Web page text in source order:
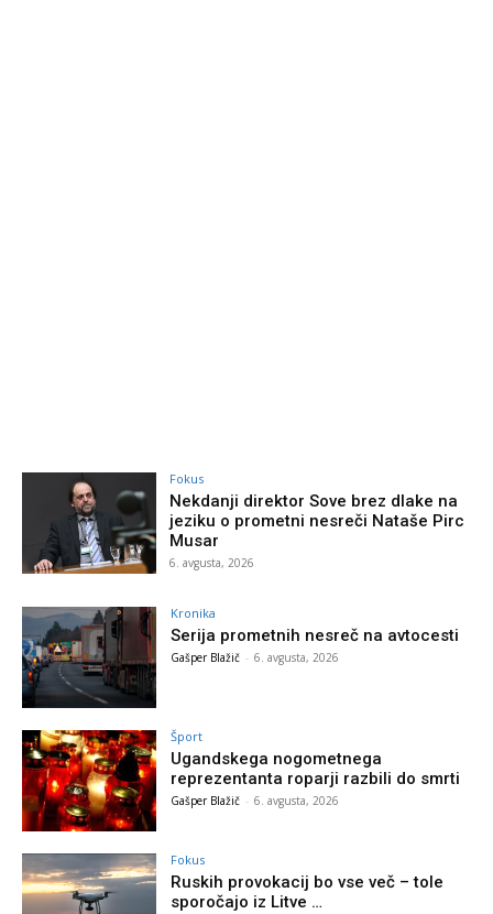
Fokus
Nekdanji direktor Sove brez dlake na
jeziku o prometni nesreči Nataše Pirc
Musar
6. avgusta, 2026
Kronika
Serija prometnih nesreč na avtocesti
Gašper Blažič - 6. avgusta, 2026
Šport
Ugandskega nogometnega
reprezentanta roparji razbili do smrti
Gašper Blažič - 6. avgusta, 2026
Fokus
Ruskih provokacij bo vse več – tole
sporočajo iz Litve …